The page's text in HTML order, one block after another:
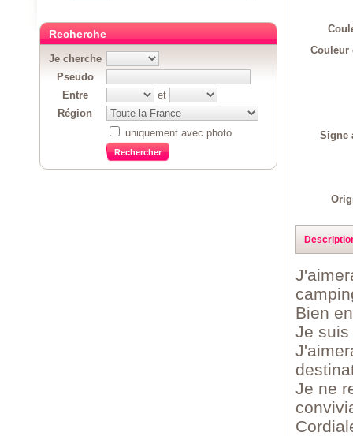
Couleur
Signe
Bien
Je suis
Je ne
Recherche
Je cherche
Pseudo
Entre
et
Région
uniquement avec photo